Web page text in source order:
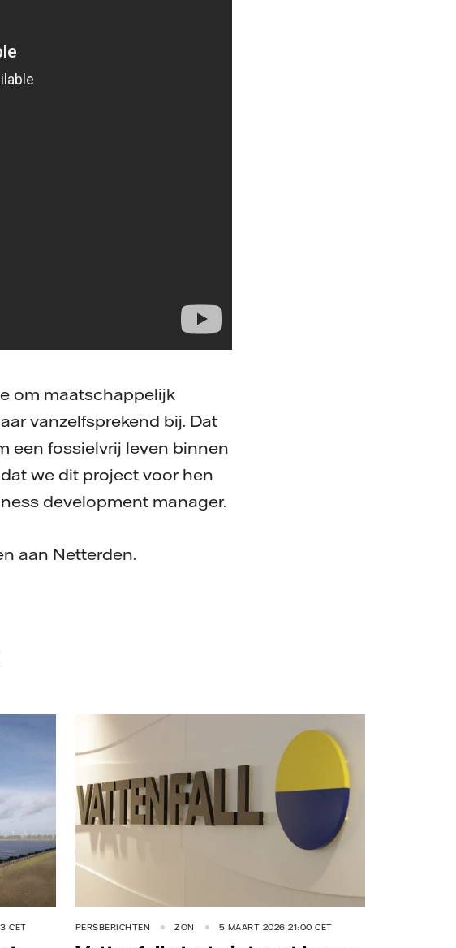
om maatschappelijk
vanzelfsprekend bij. Dat
een fossielvrij leven binnen
we dit project voor hen
development manager.
aan Netterden.
CET PERSBERICHTEN ZON 5 MAART 2026 21:00 CET